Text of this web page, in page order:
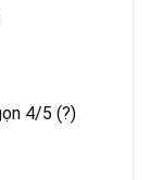
4/5 (?)